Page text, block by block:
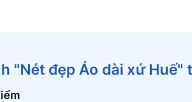
"Nét đẹp Áo dài xứ Huế"